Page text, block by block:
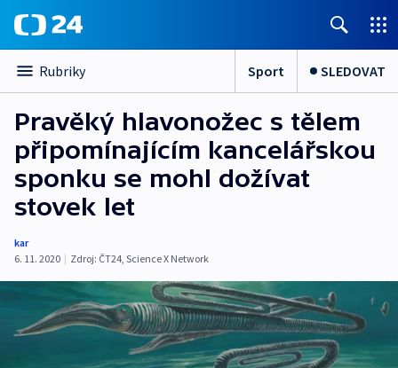
Rubriky Sport SLEDOVAT
Pravěký hlavonožec s tělem
připomínajícím kancelářskou
sponku se mohl dožívat
stovek let
kar
6. 11. 2020 | Zdroj: ČT24, Science X Network